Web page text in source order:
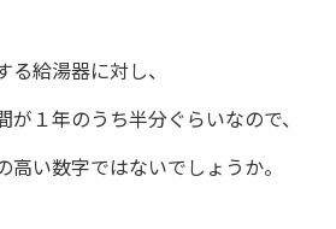
る給湯器に対し、
が１年のうち半分ぐらいなので、
高い数字ではないでしょうか。